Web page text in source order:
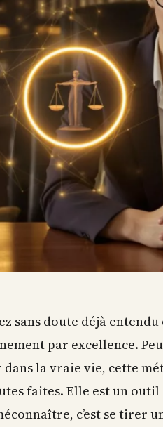
sans doute déjà
par excellence.
dans la vraie vie, cette
faites. Elle est un
c’est se tirer